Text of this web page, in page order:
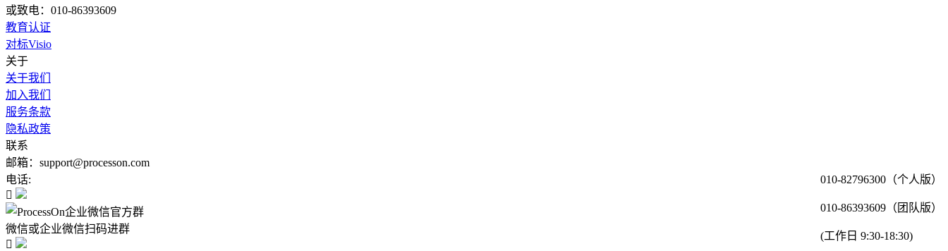
或致电：010-86393609
教育认证
对标Visio
关于
关于我们
加入我们
服务条款
隐私政策
联系
邮箱：support@processon.com
电话:
010-82796300（个人版）
010-86393609（团队版）
(工作日 9:30-18:30)

微信或企业微信扫码进群
